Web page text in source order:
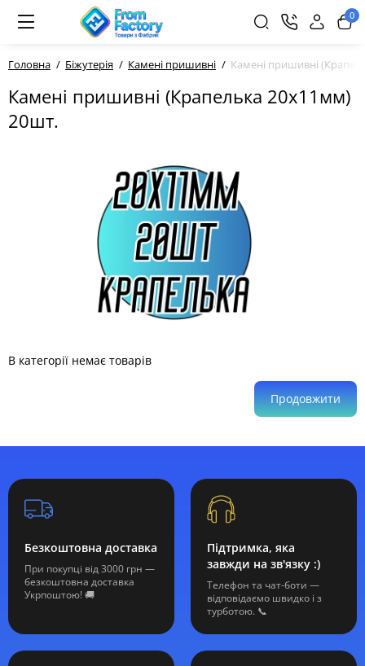
0
Головна Біжутерія Камені пришивні Камені пришивні
Камені пришивні (Крапелька 20х11мм)
20шт.
В категорії немає товарів
Продовжити
Безкоштовна доставка
При покупці від 3000 грн —
безкоштовна доставка
Укрпоштою! 🚚
Підтримка, яка
завжди на зв'язку :)
Телефон та чат-боти —
відповідаємо швидко і з
турботою. 📞